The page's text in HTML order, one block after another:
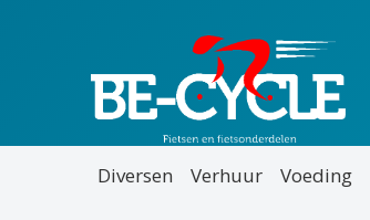
Diversen Verhuur Voeding